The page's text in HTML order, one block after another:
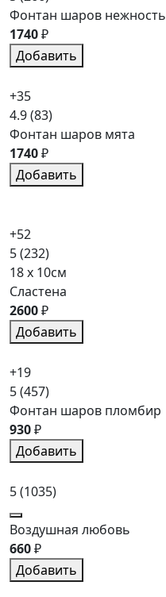
Фонтан шаров нежность
1740₽
Добавить
+35
4.9(83)
Фонтан шаров мята
1740₽
Добавить
+52
5(232)
18 x 10см
Сластена
2600₽
Добавить
+19
5(457)
Фонтан шаров пломбир
930₽
Добавить
5(1035)
Воздушная любовь
660₽
Добавить